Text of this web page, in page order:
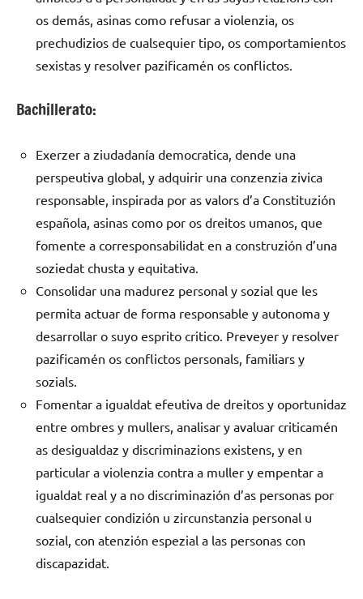
os demás, asinas como refusar a violenzia, os
prechudizios de cualsequier tipo, os comportamientos
sexistas y resolver pazificamén os conflictos.
Bachillerato:
Exerzer a ziudadanía democratica, dende una
perspeutiva global, y adquirir una conzenzia zivica
responsable, inspirada por as valors d’a Constituzión
española, asinas como por os dreitos umanos, que
fomente a corresponsabilidat en a construzión d’una
soziedat chusta y equitativa.
Consolidar una madurez personal y sozial que les
permita actuar de forma responsable y autonoma y
desarrollar o suyo esprito critico. Preveyer y resolver
pazificamén os conflictos personals, familiars y
sozials.
Fomentar a igualdat efeutiva de dreitos y oportunidaz
entre ombres y mullers, analisar y avaluar criticamén
as desigualdaz y discriminazions existens, y en
particular a violenzia contra a muller y empentar a
igualdat real y a no discriminazión d’as personas por
cualsequier condizión u zircunstanzia personal u
sozial, con atenzión espezial a las personas con
discapazidat.